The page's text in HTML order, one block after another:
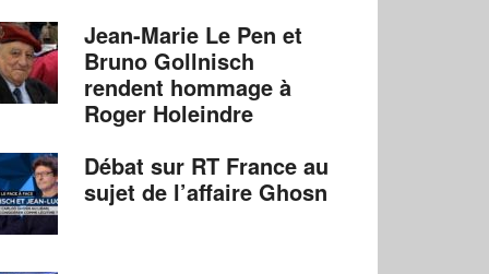
Jean-Marie Le Pen et
Bruno Gollnisch
rendent hommage à
Roger Holeindre
Débat sur RT France au
sujet de l’affaire Ghosn